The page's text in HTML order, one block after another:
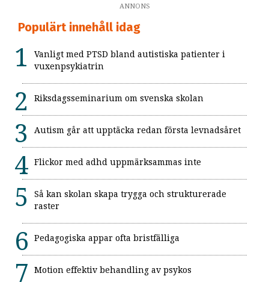
ANNONS
Populärt innehåll idag
Vanligt med PTSD bland autistiska patienter i
vuxenpsykiatrin
Riksdagsseminarium om svenska skolan
Autism går att upptäcka redan första levnadsåret
Flickor med adhd uppmärksammas inte
Så kan skolan skapa trygga och strukturerade
raster
Pedagogiska appar ofta bristfälliga
Motion effektiv behandling av psykos